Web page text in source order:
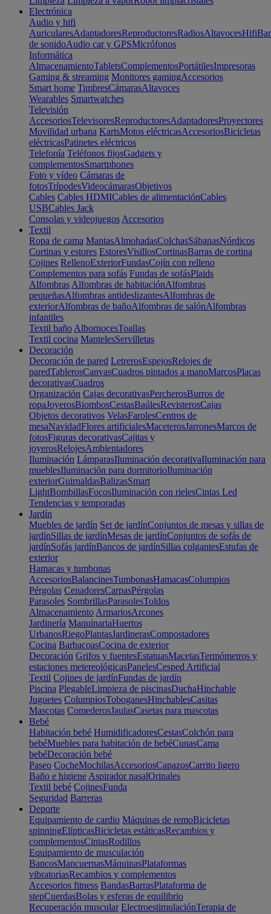
Electrónica
Audio y hifi
AuricularesAdaptadoresReproductoresRadiosAltavocesHifi
de sonidoAudio car y GPSMicrófonos
Informática
AlmacenamientoTabletsComplementosPortátilesImpresoras
Gaming & streaming Monitores gamingAccesorios
Smart home TimbresCámarasAltavoces
Wearables Smartwatches
Televisión
AccesoriosTelevisoresReproductoresAdaptadoresProyectores
Movilidad urbana KartsMotos eléctricasAccesoriosBicicletas
eléctricasPatinetes eléctricos
Telefonía Teléfonos fijosGadgets y
complementosSmartphones
Foto y vídeo Cámaras de
fotosTrípodesVideocámarasObjetivos
Cables Cables HDMICables de alimentaciónCables
USBCables Jack
Consolas y videojuegos Accesorios
Textil
Ropa de cama MantasAlmohadasColchasSábanasNórdicos
Cortinas y estores EstoresVisillosCortinasBarras de cortina
Cojines RellenoExteriorFundasCojín con relleno
Complementos para sofás Fundas de sofásPlaids
Alfombras Alfombras de habitaciónAlfombras
pequeñasAlfombras antideslizantesAlfombras de
exteriorAlfombras de bañoAlfombras de salónAlfombras
infantiles
Textil baño AlbornocesToallas
Textil cocina MantelesServilletas
Decoración
Decoración de pared LetrerosEspejosRelojes de
paredTablerosCanvasCuadros pintados a manoMarcosPlacas
decorativasCuadros
Organización Cajas decorativasPercherosBurros de
ropaJoyerosBiombosCestasBaúlesRevisterosCajas
Objetos decorativos VelasFarolesCentros de
mesaNavidadFlores artificialesMaceterosJarronesMarcos de
fotosFiguras decorativasCajitas y
joyerosRelojesAmbientadores
Iluminación LámparasIluminación decorativaIluminación para
mueblesIluminación para dormitorioIluminación
exteriorGuirnaldasBalizasSmart
LightBombillasFocosIluminación con rielesCintas Led
Tendencias y temporadas
Jardín
Muebles de jardín Set de jardínConjuntos de mesas y sillas de
jardínSillas de jardínMesas de jardínConjuntos de sofás de
jardínSofás jardínBancos de jardínSillas colgantesEstufas de
exterior
Hamacas y tumbonas
AccesoriosBalancinesTumbonasHamacasColumpios
Pérgolas CenadoresCarpasPérgolas
Parasoles SombrillasParasolesToldos
Almacenamiento ArmariosArcones
Jardinería MaquinariaHuertos
UrbanosRiegoPlantasJardinerasCompostadores
Cocina BarbacoasCocina de exterior
Decoración Grifos y fuentesEstatuasMacetasTermómetros y
estaciones metereológicasPanelesCesped Artificial
Textil Cojines de jardínFundas de jardín
Piscina PlegableLimpieza de piscinasDuchaHinchable
Juguetes ColumpiosToboganesHinchablesCasitas
Mascotas ComederosJaulasCasetas para mascotas
Bebé
Habitación bebé HumidificadoresCestasColchón para
bebéMuebles para habitación de bebéCunasCama
bebéDecoración bebé
Paseo CocheMochilasAccesoriosCapazosCarrito ligero
Baño e higiene Aspirador nasalOrinales
Textil bebé CojinesFunda
Seguridad Barreras
Deporte
Equipamiento de cardio Máquinas de remoBicicletas
spinningElípticasBicicletas estáticasRecambios y
complementosCintasRodillos
Equipamiento de musculación
BancosMancuernasMáquinasPlataformas
vibratoriasRecambios y complementos
Accesorios fitness BandasBarrasPlataforma de
stepCuerdasBolas y esferas de equilibrio
Recuperación muscular ElectroestimulaciónTerapia de